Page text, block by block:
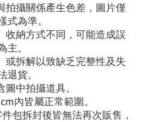
拍攝關係產生色差，圖片僅
式為準。
收納方式不同，可能造成誤
主。
或拆解以致缺乏完整性及失
退貨。
中拍攝道具。
內皆屬正常範圍。
包拆封後皆無法再次販售，